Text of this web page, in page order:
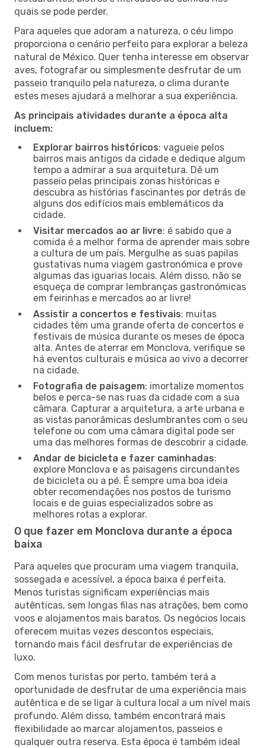
quais se pode perder.
Para aqueles que adoram a natureza, o céu limpo
proporciona o cenário perfeito para explorar a beleza
natural de México. Quer tenha interesse em observar
aves, fotografar ou simplesmente desfrutar de um
passeio tranquilo pela natureza, o clima durante
estes meses ajudará a melhorar a sua experiência.
As principais atividades durante a época alta
incluem:
Explorar bairros históricos: vagueie pelos
bairros mais antigos da cidade e dedique algum
tempo a admirar a sua arquitetura. Dê um
passeio pelas principais zonas históricas e
descubra as histórias fascinantes por detrás de
alguns dos edifícios mais emblemáticos da
cidade.
Visitar mercados ao ar livre: é sabido que a
comida é a melhor forma de aprender mais sobre
a cultura de um país. Mergulhe as suas papilas
gustativas numa viagem gastronómica e prove
algumas das iguarias locais. Além disso, não se
esqueça de comprar lembranças gastronómicas
em feirinhas e mercados ao ar livre!
Assistir a concertos e festivais: muitas
cidades têm uma grande oferta de concertos e
festivais de música durante os meses de época
alta. Antes de aterrar em Monclova, verifique se
há eventos culturais e música ao vivo a decorrer
na cidade.
Fotografia de paisagem: imortalize momentos
belos e perca-se nas ruas da cidade com a sua
câmara. Capturar a arquitetura, a arte urbana e
as vistas panorâmicas deslumbrantes com o seu
telefone ou com uma câmara digital pode ser
uma das melhores formas de descobrir a cidade.
Andar de bicicleta e fazer caminhadas:
explore Monclova e as paisagens circundantes
de bicicleta ou a pé. É sempre uma boa ideia
obter recomendações nos postos de turismo
locais e de guias especializados sobre as
melhores rotas a explorar.
O que fazer em Monclova durante a época
baixa
Para aqueles que procuram uma viagem tranquila,
sossegada e acessível, a época baixa é perfeita.
Menos turistas significam experiências mais
autênticas, sem longas filas nas atrações, bem como
voos e alojamentos mais baratos. Os negócios locais
oferecem muitas vezes descontos especiais,
tornando mais fácil desfrutar de experiências de
luxo.
Com menos turistas por perto, também terá a
oportunidade de desfrutar de uma experiência mais
autêntica e de se ligar à cultura local a um nível mais
profundo. Além disso, também encontrará mais
flexibilidade ao marcar alojamentos, passeios e
qualquer outra reserva. Esta época é também ideal